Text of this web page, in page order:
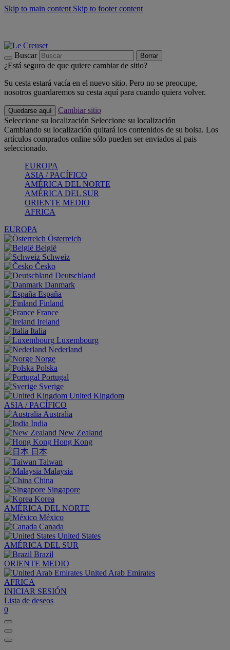
Skip to main content Skip to footer content
Buscar Borrar
¿Está seguro de que quiere cambiar de sitio?
Su cesta estará vacía en el nuevo sitio. Pero no se preocupe,
nosotros guardaremos su cesta aquí para cuando quiera volver.
Quedarse aquí
Cambiar sitio
Seleccione su localización Seleccione su localización
Cambiando su localización quitará los contenidos de su bolsa. Los
artículos comprados online sólo pueden ser enviados al pais
seleccionado.
EUROPA
ASIA / PACÍFICO
AMÉRICA DEL NORTE
AMÉRICA DEL SUR
ORIENTE MEDIO
AFRICA
EUROPA
Österreich
België
Schweiz
Česko
Deutschland
Danmark
España
Finland
France
Ireland
Italia
Luxembourg
Nederland
Norge
Polska
Portugal
Sverige
United Kingdom
ASIA / PACÍFICO
Australia
India
New Zealand
Hong Kong
日本
Taiwan
Malaysia
China
Singapore
Korea
AMÉRICA DEL NORTE
México
Canada
United States
AMÉRICA DEL SUR
Brazil
ORIENTE MEDIO
United Arab Emirates
AFRICA
INICIAR SESIÓN
Lista de deseos
0